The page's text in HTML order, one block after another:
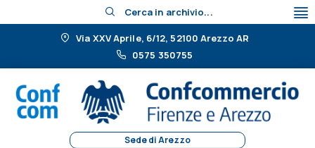
Cerca in archivio...
Via XXV Aprile, 6/12, 52100 Arezzo AR
0575 350755
Sede di Arezzo